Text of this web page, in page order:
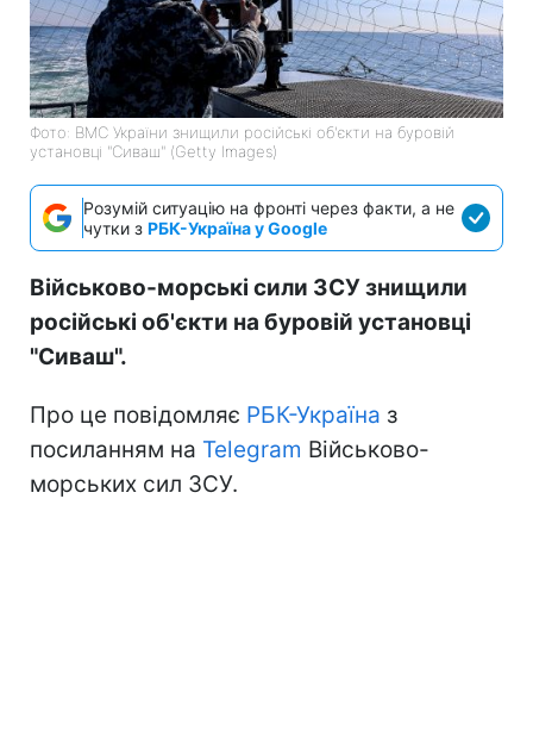
Фото: ВМС України знищили російські об'єкти на буровій
установці "Сиваш" (Getty Images)
Розумій ситуацію на фронті через факти, а не
чутки з РБК-Україна у Google
Військово-морські сили ЗСУ знищили
російські об'єкти на буровій установці
"Сиваш".
Про це повідомляє РБК-Україна з
посиланням на Telegram Військово-
морських сил ЗСУ.